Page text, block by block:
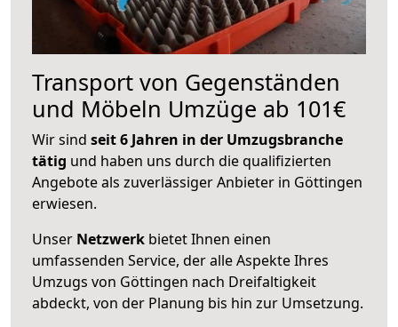
Transport von Gegenständen
und Möbeln Umzüge ab 101€
Wir sind seit 6 Jahren in der Umzugsbranche
tätig und haben uns durch die qualifizierten
Angebote als zuverlässiger Anbieter in Göttingen
erwiesen.
Unser Netzwerk bietet Ihnen einen
umfassenden Service, der alle Aspekte Ihres
Umzugs von Göttingen nach Dreifaltigkeit
abdeckt, von der Planung bis hin zur Umsetzung.